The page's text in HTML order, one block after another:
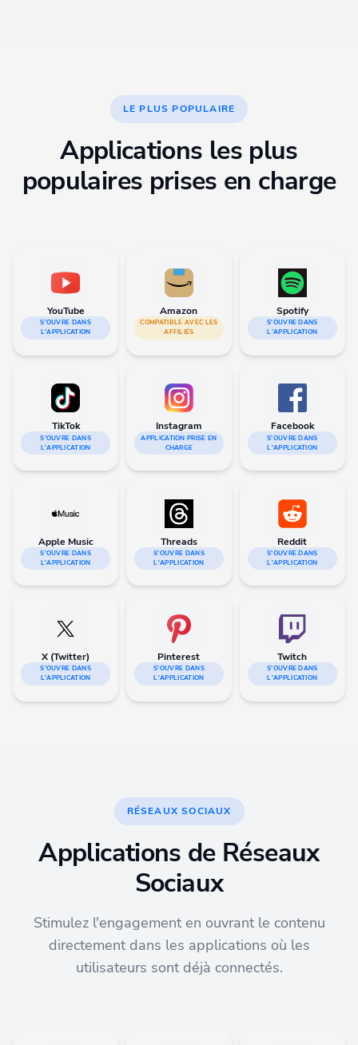
LE PLUS POPULAIRE
Applications les plus
populaires prises en charge
YouTube
S'OUVRE DANS
L'APPLICATION
Amazon
COMPATIBLE AVEC LES
AFFILIÉS
Spotify
S'OUVRE DANS
L'APPLICATION
TikTok
S'OUVRE DANS
L'APPLICATION
Instagram
APPLICATION PRISE EN
CHARGE
Facebook
S'OUVRE DANS
L'APPLICATION
Apple Music
S'OUVRE DANS
L'APPLICATION
Threads
S'OUVRE DANS
L'APPLICATION
Reddit
S'OUVRE DANS
L'APPLICATION
X (Twitter)
S'OUVRE DANS
L'APPLICATION
Pinterest
S'OUVRE DANS
L'APPLICATION
Twitch
S'OUVRE DANS
L'APPLICATION
RÉSEAUX SOCIAUX
Applications de Réseaux
Sociaux
Stimulez l'engagement en ouvrant le contenu
directement dans les applications où les
utilisateurs sont déjà connectés.